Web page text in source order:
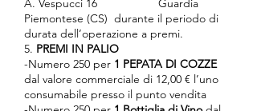
A. Vespucci 16 Guardia
Piemontese (CS) durante il periodo di
durata dell’operazione a premi.
5. PREMI IN PALIO
-Numero 250 per 1 PEPATA DI COZZE
dal valore commerciale di 12,00 € l’uno
consumabile presso il punto vendita